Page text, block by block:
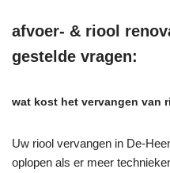
afvoer- & riool
gestelde vragen:
wat kost het vervangen van
Uw riool vervangen in De-
oplopen als er meer